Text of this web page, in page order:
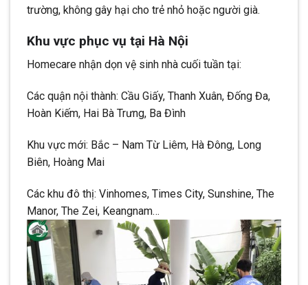
trường, không gây hại cho trẻ nhỏ hoặc người già.
Khu vực phục vụ tại Hà Nội
Homecare nhận dọn vệ sinh nhà cuối tuần tại:
Các quận nội thành: Cầu Giấy, Thanh Xuân, Đống Đa,
Hoàn Kiếm, Hai Bà Trưng, Ba Đình
Khu vực mới: Bắc – Nam Từ Liêm, Hà Đông, Long
Biên, Hoàng Mai
Các khu đô thị: Vinhomes, Times City, Sunshine, The
Manor, The Zei, Keangnam…